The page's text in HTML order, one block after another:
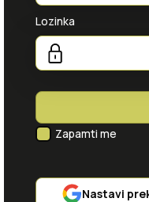
Lozinka
Zapamti me
Nastavi